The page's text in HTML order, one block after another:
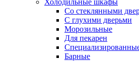
Со стеклянными
С глухими дверьми
Морозильные
Для пекарен
Барные